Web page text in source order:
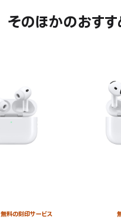
そのほかのおすす
無料の刻印サービス